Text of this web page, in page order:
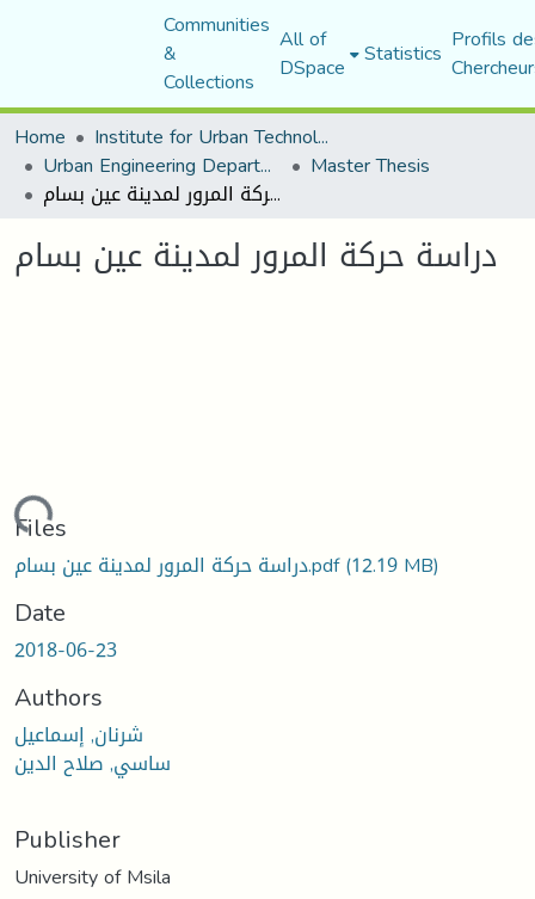
Communities
&
Collections
All of
DSpace Statistics Profils
Home
Institute for Urban Technology Management
Urban Engineering Department Master Thesis
دراسة حركة المرور لمدينة عين بسام
دراسة حركة المرور لمدينة عين بسام
Files
دراسة حركة المرور لمدينة عين بسام.pdf(12.19 MB)
Date
2018-06-23
Authors
شرنان, إسماعيل
ساسي, صلاح الدين
Publisher
University of Msila